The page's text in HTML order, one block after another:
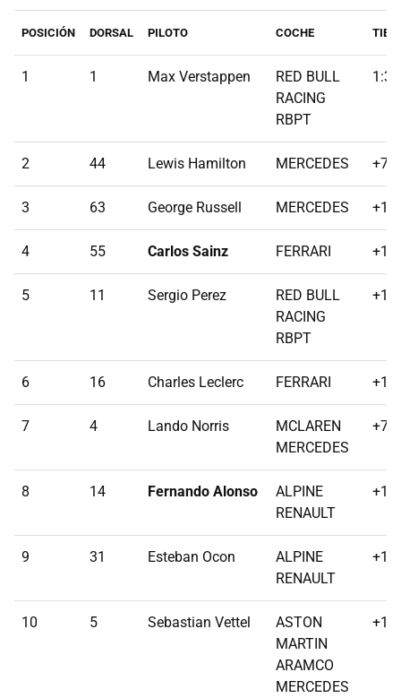
POSICIÓN DORSAL PILOTO COCHE
1 1 Max Verstappen
RED BULL
RACING
RBPT
2 44 Lewis Hamilton MERCEDES
3 63 George Russell MERCEDES
4 55 Carlos Sainz FERRARI
5 11 Sergio Perez
RED BULL
RACING
RBPT
6 16 Charles Leclerc FERRARI
7 4 Lando Norris
MCLAREN
MERCEDES
8 14 Fernando Alonso
ALPINE
RENAULT
+1
9 31 Esteban Ocon
ALPINE
RENAULT
+1
10 5 Sebastian Vettel
ASTON
MARTIN
ARAMCO
MERCEDES
+1